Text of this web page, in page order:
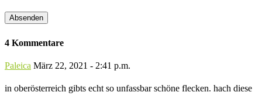
4 Kommentare
Paleica März 22, 2021 - 2:41 p.m.
in oberösterreich gibts echt so unfassbar schöne flecken. hach diese